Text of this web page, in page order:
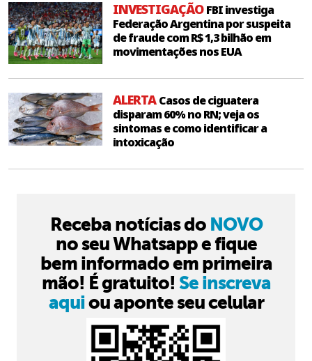
INVESTIGAÇÃOFBI investiga
Federação Argentina por suspeita
de fraude com R$ 1,3 bilhão em
movimentações nos EUA
ALERTACasos de ciguatera
disparam 60% no RN; veja os
sintomas e como identificar a
intoxicação
Receba notícias do NOVO
no seu Whatsapp e fique
bem informado em primeira
mão! É gratuito! Se inscreva
aquiou aponte seu celular